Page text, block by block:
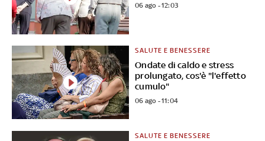
06 ago - 12:03
Ondate di caldo e stress
prolungato, cos'è "l'effetto
cumulo"
SALUTE E BENESSERE
06 ago - 11:04
SALUTE E BENESSERE